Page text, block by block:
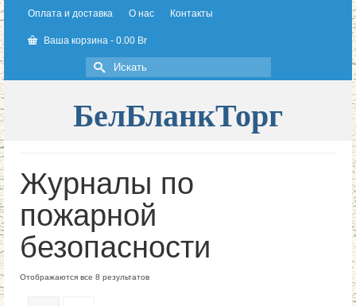
Оплата и доставка О нас Контакты
Ваша корзина - 0.00 Br
Искать:
БелБланкТорг
Журналы по
пожарной
безопасности
Отображаются все 8 результатов